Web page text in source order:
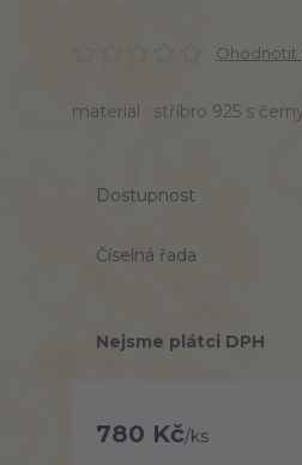
Ohodnotit
material : stříbro 925 s
Dostupnost
Číselná řada
Nejsme plátci DPH
780 Kč/ks